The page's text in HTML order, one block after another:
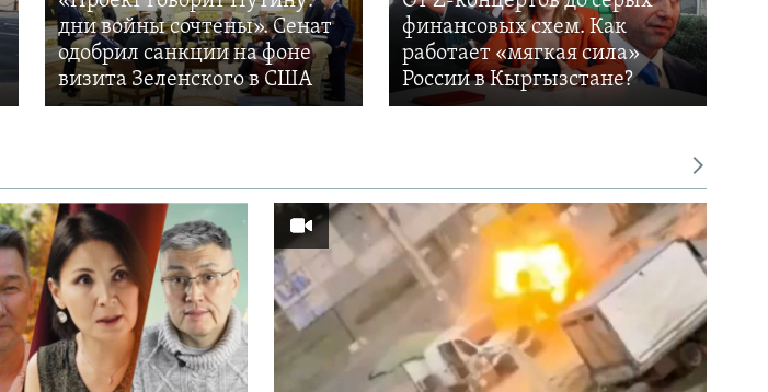
дни войны сочтены». Сенат
одобрил санкции на фоне
визита Зеленского в США
финансовых схем. Как
работает «мягкая сила»
России в Кыргызстане?